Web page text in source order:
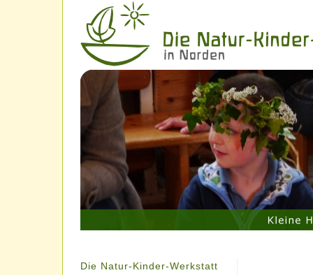
Die Natur-Kinder-Werkstatt